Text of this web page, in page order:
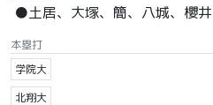
●土居、大塚、簡、八城、櫻井
本塁打
学院大
北翔大